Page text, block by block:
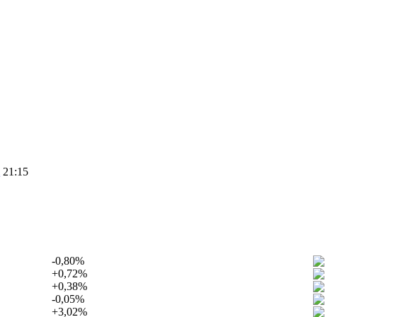
21:15
-0,80%
+0,72%
+0,38%
-0,05%
+3,02%